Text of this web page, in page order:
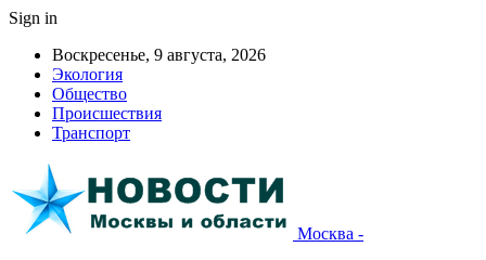
Sign in
Воскресенье, 9 августа, 2026
Экология
Общество
Происшествия
Транспорт
Москва -